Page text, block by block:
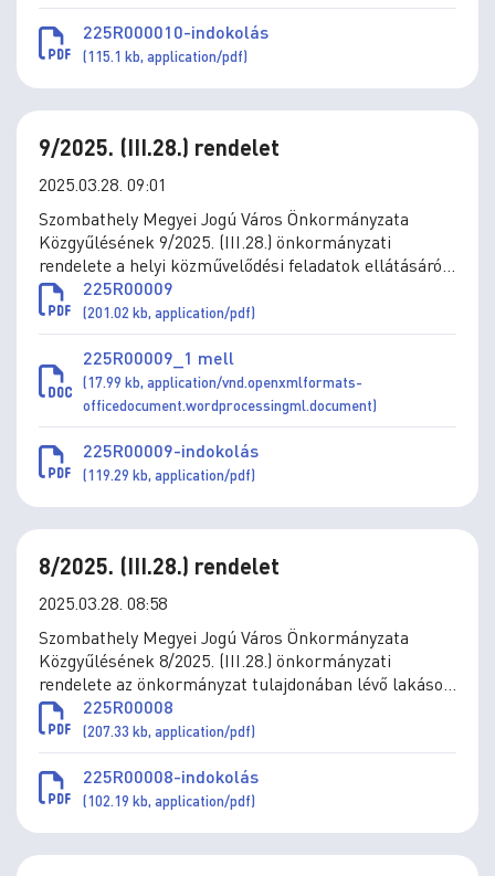
225R000010-indokolás
(115.1 kb, application/pdf)
9/2025. (III.28.) rendelet
2025.03.28. 09:01
Szombathely Megyei Jogú Város Önkormányzata
Közgyűlésének 9/2025. (III.28.) önkormányzati
rendelete a helyi közművelődési feladatok ellátásáról
szóló 5/2020. (III.5.) önkormányzati rendelet
módosításáról
225R00009
(201.02 kb, application/pdf)
225R00009_1 mell
(17.99 kb, application/vnd.openxmlformats-
officedocument.wordprocessingml.document)
225R00009-indokolás
(119.29 kb, application/pdf)
8/2025. (III.28.) rendelet
2025.03.28. 08:58
Szombathely Megyei Jogú Város Önkormányzata
Közgyűlésének 8/2025. (III.28.) önkormányzati
rendelete az önkormányzat tulajdonában lévő lakások
elidegenítésének szabályairól
225R00008
(207.33 kb, application/pdf)
225R00008-indokolás
(102.19 kb, application/pdf)